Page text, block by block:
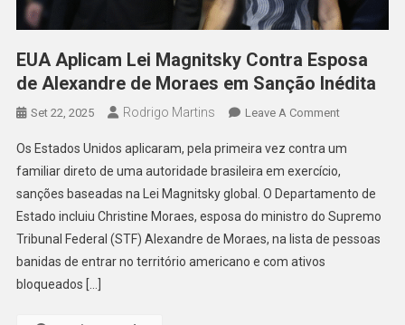
EUA Aplicam Lei Magnitsky Contra Esposa
de Alexandre de Moraes em Sanção Inédita
Set 22, 2025 Rodrigo Martins Leave A CommentOn
Aplicam
Lei
Magnitsky
Contra
Esposa
Os Estados Unidos aplicaram, pela primeira vez contra um
familiar direto de uma autoridade brasileira em exercício,
sanções baseadas na Lei Magnitsky global. O Departamento de
Estado incluiu Christine Moraes, esposa do ministro do Supremo
Tribunal Federal (STF) Alexandre de Moraes, na lista de pessoas
banidas de entrar no território americano e com ativos
bloqueados […]